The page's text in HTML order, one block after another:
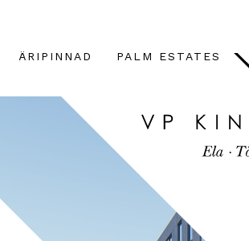
ÄRIPINNAD PALM ESTATES